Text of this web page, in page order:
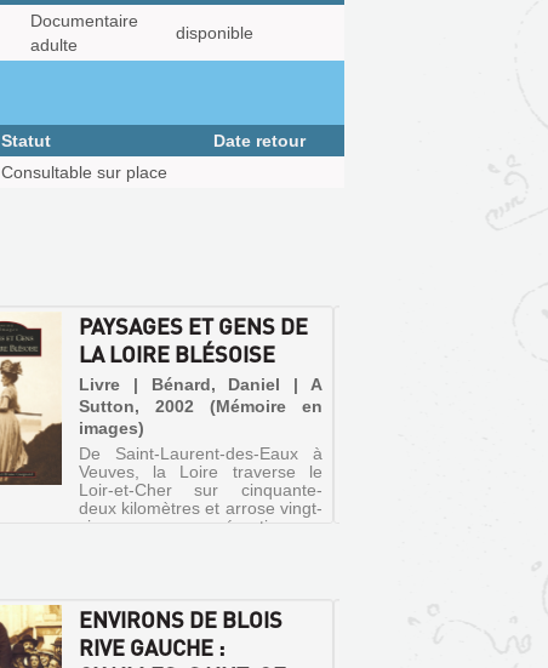
Documentaire
adulte
disponible
Statut
Date retour
Consultable sur place
PAYSAGES ET GENS DE
LA LOIRE BLÉSOISE
Livre | Bénard, Daniel | A
Sutton, 2002 (Mémoire en
images)
De Saint-Laurent-des-Eaux à
Veuves, la Loire traverse le
Loir-et-Cher sur cinquante-
deux kilomètres et arrose vingt-
cinq communes réparties sur
ENVIRONS DE BLOIS
RIVE GAUCHE :